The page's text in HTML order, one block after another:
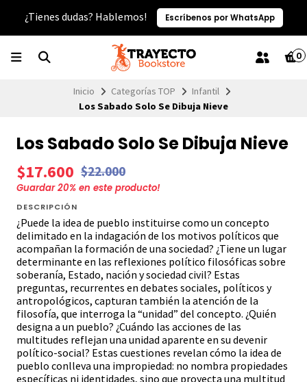
¿Tienes dudas? Hablemos! Escríbenos por WhatsApp
0
Inicio Categorías TOP
Infantil
Los Sabado Solo Se Dibuja Nieve
Los Sabado Solo Se Dibuja Nieve
$17.600 $22.000
Guardar20% en este producto!
DESCRIPCIÓN
¿Puede la idea de pueblo instituirse como un concepto
delimitado en la indagación de los motivos políticos que
acompañan la formación de una sociedad? ¿Tiene un lugar
determinante en las reflexiones político filosóficas sobre
soberanía, Estado, nación y sociedad civil? Estas
preguntas, recurrentes en debates sociales, políticos y
antropológicos, capturan también la atención de la
filosofía, que interroga la “unidad” del concepto. ¿Quién
designa a un pueblo? ¿Cuándo las acciones de las
multitudes reflejan una unidad aparente en su devenir
político-social? Estas cuestiones revelan cómo la idea de
pueblo conlleva una impropiedad: no nombra propiedades
específicas ni identidades, sino que proyecta una multitud